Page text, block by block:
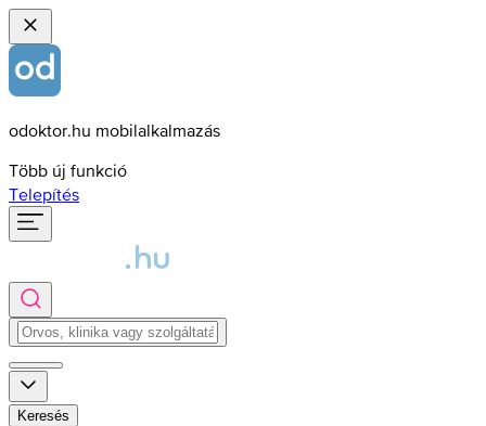
odoktor.hu mobilalkalmazás
Több új funkció
Telepítés
Keresés